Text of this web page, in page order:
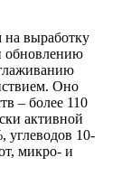
на выработку
обновлению
Оно
– более 110
активной
углеводов 10-
микро- и